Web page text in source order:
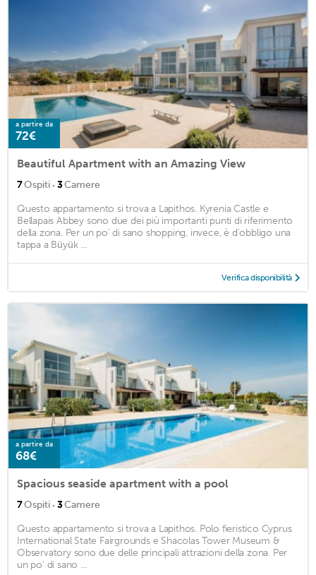
a partire da
72€
Beautiful Apartment with an Amazing View
7Ospiti · 3Camere
Questo appartamento si trova a Lapithos. Kyrenia Castle e
Bellapais Abbey sono due dei più importanti punti di riferimento
della zona. Per un po' di sano shopping, invece, è d'obbligo una
tappa a Büyük ...
Verifica disponibilità
a partire da
68€
Spacious seaside apartment with a pool
7Ospiti · 3Camere
Questo appartamento si trova a Lapithos. Polo fieristico Cyprus
International State Fairgrounds e Shacolas Tower Museum &
Observatory sono due delle principali attrazioni della zona. Per
un po' di sano ...